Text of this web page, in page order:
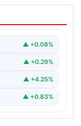
Yazan
Alper
bir sayfa
▲ +0.08%
▲ +0.29%
▲ +4.25%
▲ +0.83%